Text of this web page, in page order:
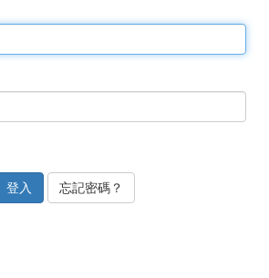
忘記密碼？